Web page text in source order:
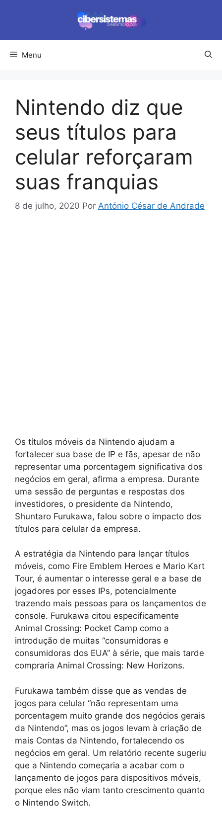
conteúdo
Menu
Nintendo diz que
seus títulos para
celular reforçaram
suas franquias
8 de julho, 2020 Por António César de Andrade
Os títulos móveis da Nintendo ajudam a
fortalecer sua base de IP e fãs, apesar de não
representar uma porcentagem significativa dos
negócios em geral, afirma a empresa. Durante
uma sessão de perguntas e respostas dos
investidores, o presidente da Nintendo,
Shuntaro Furukawa, falou sobre o impacto dos
títulos para celular da empresa.
A estratégia da Nintendo para lançar títulos
móveis, como Fire Emblem Heroes e Mario Kart
Tour, é aumentar o interesse geral e a base de
jogadores por esses IPs, potencialmente
trazendo mais pessoas para os lançamentos de
console. Furukawa citou especificamente
Animal Crossing: Pocket Camp como a
introdução de muitas “consumidoras e
consumidoras dos EUA” à série, que mais tarde
compraria Animal Crossing: New Horizons.
Furukawa também disse que as vendas de
jogos para celular “não representam uma
porcentagem muito grande dos negócios gerais
da Nintendo”, mas os jogos levam à criação de
mais Contas da Nintendo, fortalecendo os
negócios em geral. Um relatório recente sugeriu
que a Nintendo começaria a acabar com o
lançamento de jogos para dispositivos móveis,
porque eles não viam tanto crescimento quanto
o Nintendo Switch.